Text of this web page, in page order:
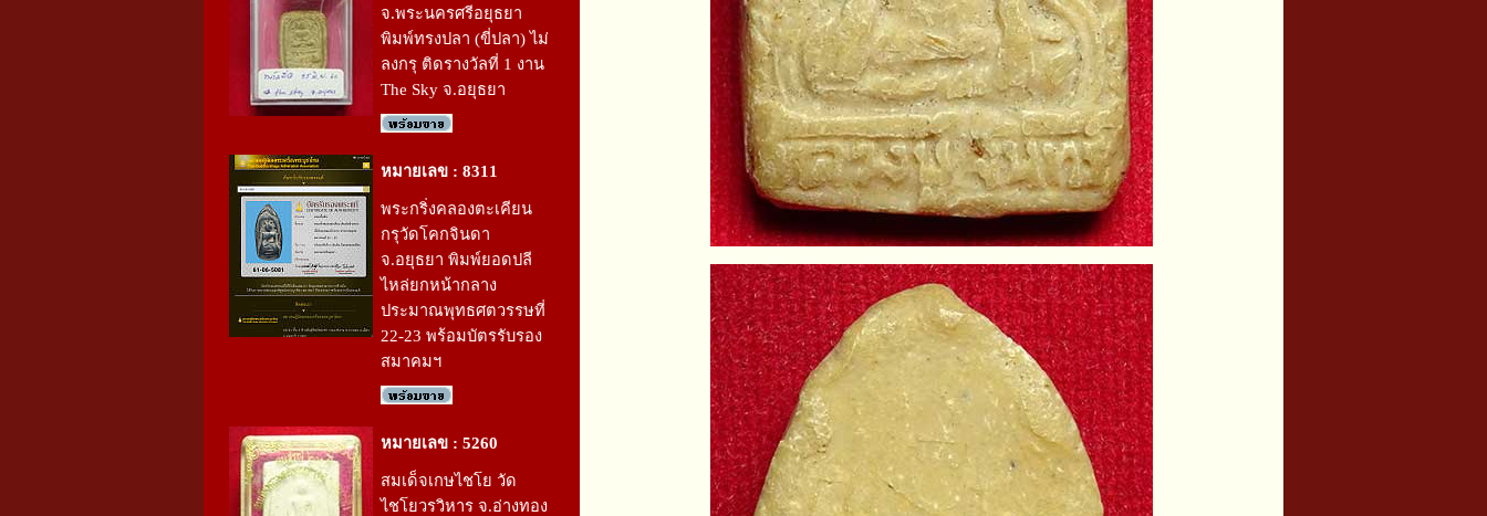
จ.พระนครศรีอยุธยา
พิมพ์ทรงปลา (ขี่ปลา) ไม่
ลงกรุ ติดรางวัลที่ 1 งาน
The Sky จ.อยุธยา
หมายเลข : 8311
พระกริ่งคลองตะเคียน
กรุวัดโคกจินดา
จ.อยุธยา พิมพ์ยอดปลี
ไหล่ยกหน้ากลาง
ประมาณพุทธศตวรรษที่
22-23 พร้อมบัตรรับรอง
สมาคมฯ
หมายเลข : 5260
สมเด็จเกษไชโย วัด
ไชโยวรวิหาร จ.อ่างทอง